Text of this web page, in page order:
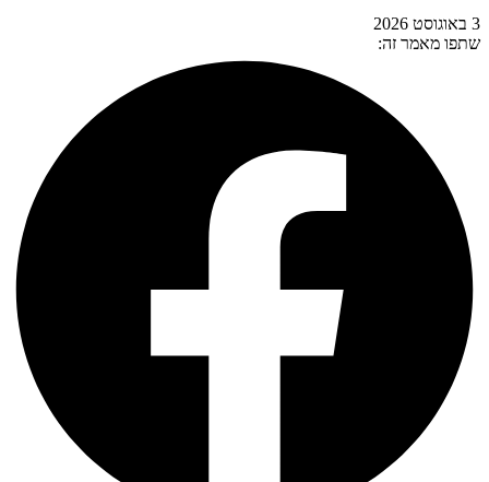
3 באוגוסט 2026
שתפו מאמר זה: